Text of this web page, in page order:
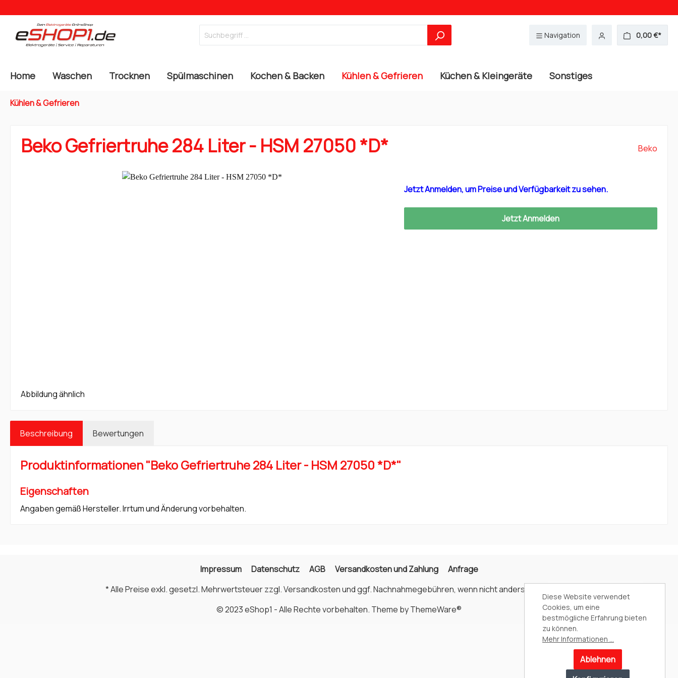
Navigation 0,00 €*
Home Waschen Trocknen Spülmaschinen Kochen & Backen Kühlen & Gefrieren Küchen & Kleingeräte Sonstiges
Kühlen & Gefrieren
Beko Gefriertruhe 284 Liter - HSM 27050 *D* Beko
Abbildung ähnlich
Jetzt Anmelden, um Preise und Verfügbarkeit zu sehen.
Jetzt Anmelden
Beschreibung Bewertungen
Produktinformationen "Beko Gefriertruhe 284 Liter - HSM 27050 *D*"
Eigenschaften
Angaben gemäß Hersteller. Irrtum und Änderung vorbehalten.
Impressum Datenschutz AGB Versandkosten und Zahlung
Anfrage
* Alle Preise exkl. gesetzl. Mehrwertsteuer zzgl.Versandkostenund ggf. Nachnahmegebühren, wenn nicht anders angegeben.
© 2023 eShop1 - Alle Rechte vorbehalten. Theme byThemeWare®
Diese Website verwendet
Cookies, um eine
bestmögliche Erfahrung bieten
zu können.
Mehr Informationen ...
Ablehnen